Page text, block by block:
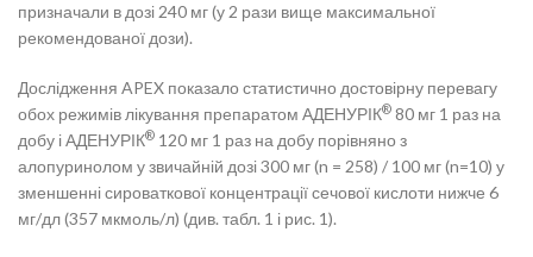
призначали в дозі 240 мг (у 2 рази вище максимальної
рекомендованої дози).
Дослідження APEX показало статистично достовірну перевагу
обох режимів лікування препаратом АДЕНУРІК® 80 мг 1 раз на
добу і АДЕНУРІК® 120 мг 1 раз на добу порівняно з
алопуринолом у звичайній дозі 300 мг (n = 258) / 100 мг (n=10) у
зменшенні сироваткової концентрації сечової кислоти нижче 6
мг/дл (357 мкмоль/л) (див. табл. 1 і рис. 1).